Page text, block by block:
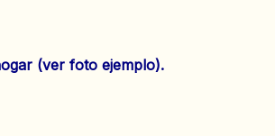
(ver foto ejemplo).